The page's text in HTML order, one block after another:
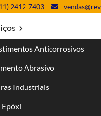
2412-7403
Anticorrosivos
Abrasivo
Industriais
Epóxi
técnica. A empresa